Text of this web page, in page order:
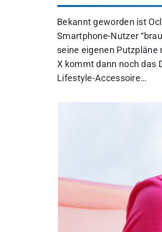
Bekannt geworden ist
Smartphone-Nutzer
seine eigenen
X kommt dann noch das
Lifestyle-Accessoire…